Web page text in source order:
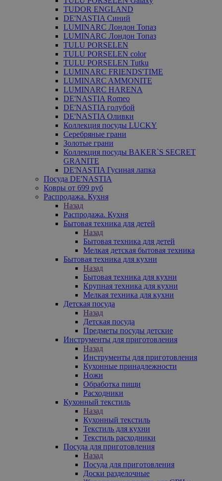
TUDOR ENGLAND
DE'NASTIA Синий
LUMINARC Лондон Топаз
LUMINARC Лондон Топаз
TULU PORSELEN
TULU PORSELEN color
TULU PORSELEN Tutku
LUMINARC FRIENDS'TIME
LUMINARC AMMONITE
LUMINARC HARENA
DE'NASTIA Romeo
DE'NASTIA голубой
DE'NASTIA Оливки
Коллекция посуды LUCKY
Серебряные грани
Золотые грани
Коллекция посуды BAKER`S SECRET
GRANITE
DE'NASTIA Гусиная лапка
Посуда DE'NASTIA
Ковры от 699 руб
Распродажа. Кухня
Назад
Распродажа. Кухня
Бытовая техника для детей
Назад
Бытовая техника для детей
Мелкая детская бытовая техника
Бытовая техника для кухни
Назад
Бытовая техника для кухни
Крупная техника для кухни
Мелкая техника для кухни
Детская посуда
Назад
Детская посуда
Предметы посуды детские
Инструменты для приготовления
Назад
Инструменты для приготовления
Кухонные принадлежности
Ножи
Обработка пищи
Расходники
Кухонный текстиль
Назад
Кухонный текстиль
Текстиль для кухни
Текстиль расходники
Посуда для приготовления
Назад
Посуда для приготовления
Доски разделочные